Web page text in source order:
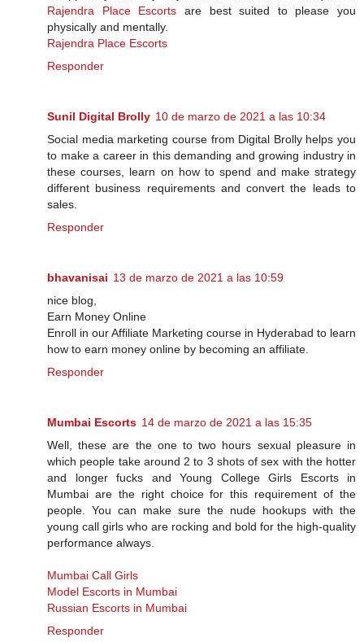
Rajendra Place Escorts are best suited to please you
physically and mentally.
Rajendra Place Escorts
Responder
Sunil Digital Brolly 10 de marzo de 2021 a las 10:34
Social media marketing course from Digital Brolly helps you
to make a career in this demanding and growing industry in
these courses, learn on how to spend and make strategy
different business requirements and convert the leads to
sales.
Responder
bhavanisai 13 de marzo de 2021 a las 10:59
nice blog,
Earn Money Online
Enroll in our Affiliate Marketing course in Hyderabad to learn
how to earn money online by becoming an affiliate.
Responder
Mumbai Escorts 14 de marzo de 2021 a las 15:35
Well, these are the one to two hours sexual pleasure in
which people take around 2 to 3 shots of sex with the hotter
and longer fucks and Young College Girls Escorts in
Mumbai are the right choice for this requirement of the
people. You can make sure the nude hookups with the
young call girls who are rocking and bold for the high-quality
performance always.
Mumbai Call Girls
Model Escorts in Mumbai
Russian Escorts in Mumbai
Responder